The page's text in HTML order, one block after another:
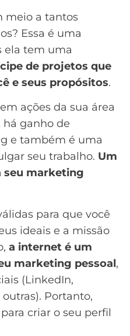
meio a tantos
Essa é uma
ela tem uma
de projetos que
e seus propósitos.
ações da sua área
ganho de
e também é uma
seu trabalho. Um
seu marketing
para que você
ideais e a missão
a internet é um
marketing pessoal,
(LinkedIn,
outras). Portanto,
criar o seu perfil